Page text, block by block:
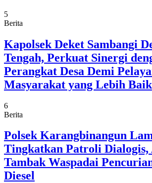
5
Berita
Kapolsek Deket Sambangi
Tengah, Perkuat Sinergi
Perangkat Desa Demi
Masyarakat yang Lebih Baik
6
Berita
Polsek Karangbinangun
Tingkatkan Patroli Dialogis,
Tambak Waspadai
Diesel